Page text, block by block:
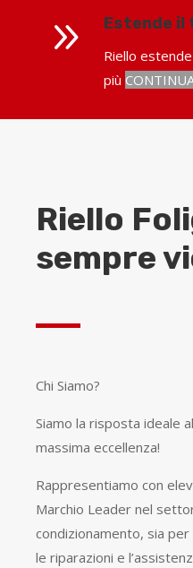
9 Estende il
Riello
più
Riello
sempre
Chi Siamo?
Siamo la risposta ideale
massima eccellenza!
Rappresentiamo con
Marchio Leader nel
condizionamento, sia
le riparazioni e